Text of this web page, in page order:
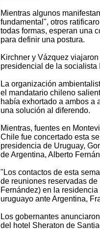
Mientras algunos
fundamental", otros
todas formas, esperan una
para definir una postura.
Kirchner y Vázquez
presidencial de la socialista
La organización
el mandatario chileno
había exhortado a ambos a
una solución al diferendo.
Mientras, fuentes en
Chile fue concertado esta
presidencia de Uruguay,
de Argentina, Alberto
"Los contactos de esta
de reuniones reservadas
Fernández) en la
uruguayo ante Argentina,
Los gobernantes
del hotel Sheraton de